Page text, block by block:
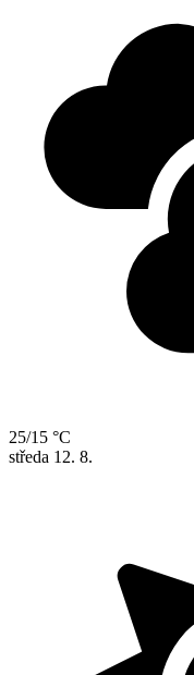
25/15 °C
středa 12. 8.